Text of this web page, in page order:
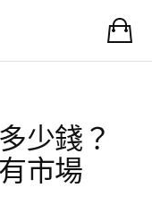
少錢？
市場